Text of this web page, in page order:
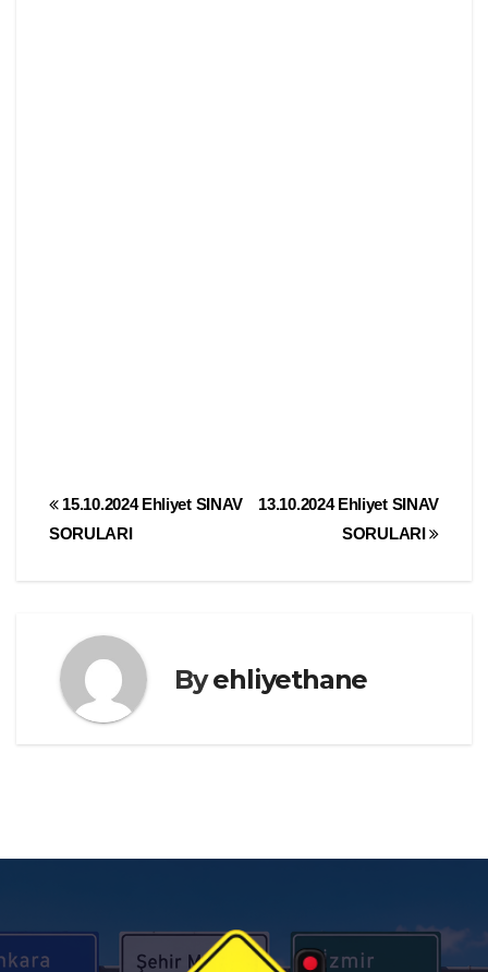
Yazı
13.10.2024 Ehliyet SINAV
SORULARI
15.10.2024 Ehliyet SINAV
SORULARI
Byehliyethane